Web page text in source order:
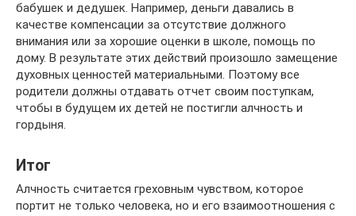
бабушек и дедушек. Например, деньги давались в
качестве компенсации за отсутствие должного
внимания или за хорошие оценки в школе, помощь по
дому. В результате этих действий произошло замещение
духовных ценностей материальными. Поэтому все
родители должны отдавать отчет своим поступкам,
чтобы в будущем их детей не постигли алчность и
гордыня.
Итог
Алчность считается греховным чувством, которое
портит не только человека, но и его взаимоотношения с